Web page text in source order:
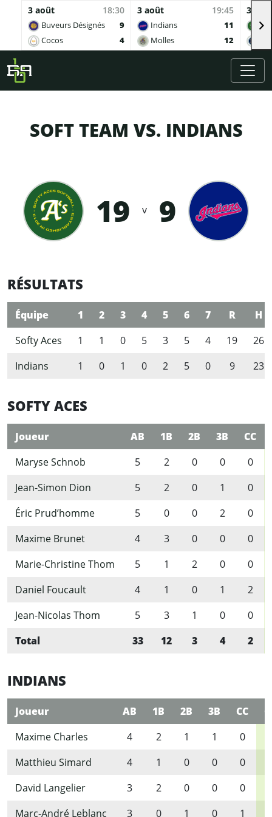
3 août 18:30
Buveurs Désignés
9
Cocos
4
3 août 19:45
Indians
11
Molles
12
3
Skip to main content
SOFT TEAM VS. INDIANS
19 v 9
RÉSULTATS
Équipe 1 2 3 4 5 6 7 R
H
Softy Aces
1 1 0 5 3 5 4 19
26
Indians
1 0 1 0 2 5 0 9 23
SOFTY ACES
Joueur AB 1B 2B 3B
CC
Maryse Schnob
5 2 0 0
0
Jean-Simon Dion
5 2 0 1
0
Éric Prud’homme
5 0 0 2
0
Maxime Brunet
4 3 0 0
0
Marie-Christine Thom
5 1 2 0
0
Daniel Foucault
4 1 0 1
2
Jean-Nicolas Thom
5 3 1 0
0
Total
33 12 3 4 2
INDIANS
Joueur AB 1B 2B 3B CC
Maxime Charles
4 2 1 1 0
Matthieu Simard
4 1 0 0 0
David Langelier
3 2 0 0 0
Marc-André Leblanc
3 0 1 0 1